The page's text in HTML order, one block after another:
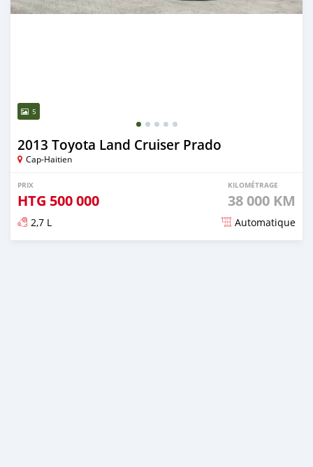
5
2013 Toyota Land Cruiser Prado
Cap-Haitien
PRIX
HTG 500 000
KILOMÉTRAGE
38 000 KM
2,7 L Automatique